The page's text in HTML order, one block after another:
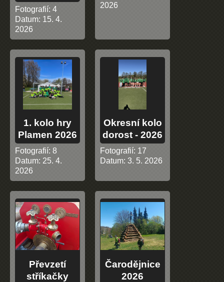
Fotografií: 4
Datum: 15. 4.
2026
2026
1. kolo hry
Plamen 2026
Fotografií: 8
Datum: 25. 4.
2026
Okresní kolo
dorost - 2026
Fotografií: 17
Datum: 3. 5. 2026
Převzetí
stříkačky
Čarodějnice
2026